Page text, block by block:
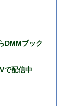
DMMブック
で配信中